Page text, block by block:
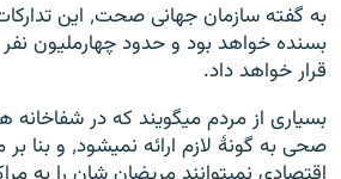
به گفته سازمان
بسنده خواهد بود و حدود چهارملیون
قرار خواهد داد.
بسیاری از مردم میگویند که در
صحی به گونهٔ لازم